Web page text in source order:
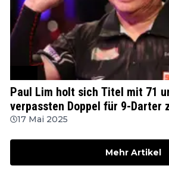
Paul Lim holt sich Titel mit 71
verpassten Doppel für 9-Darter
17 Mai 2025
Mehr Artikel